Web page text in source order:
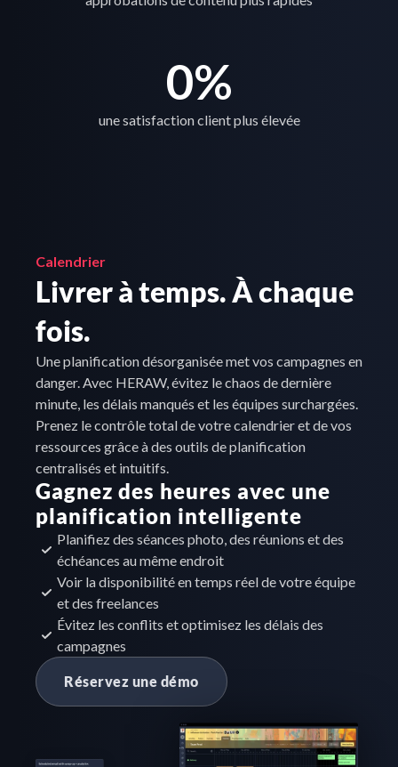
0%
une satisfaction client plus élevée
Calendrier
Livrer à temps. À chaque
fois.
Une planification désorganisée met vos campagnes en
danger. Avec HERAW, évitez le chaos de dernière
minute, les délais manqués et les équipes surchargées.
Prenez le contrôle total de votre calendrier et de vos
ressources grâce à des outils de planification
centralisés et intuitifs.
Gagnez des heures avec une
planification intelligente
Planifiez des séances photo, des réunions et des
échéances au même endroit
Voir la disponibilité en temps réel de votre équipe
et des freelances
Évitez les conflits et optimisez les délais des
campagnes
Réservez une démo